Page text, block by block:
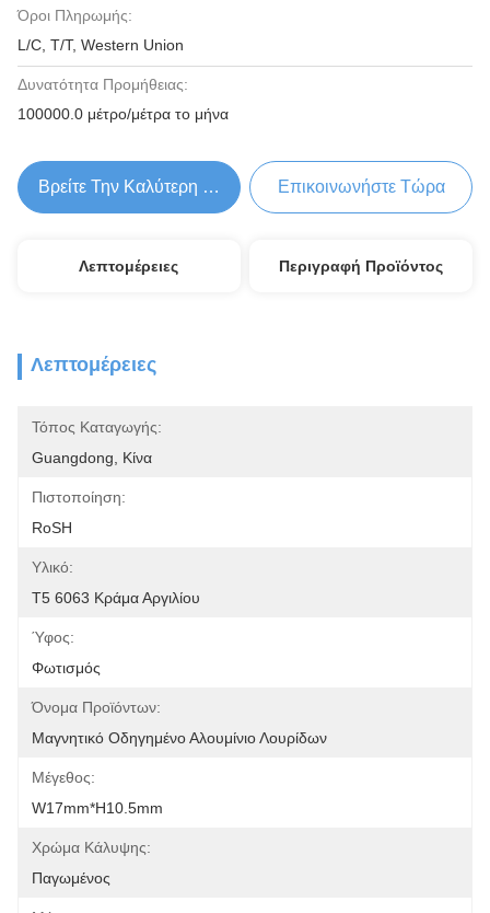
Όροι Πληρωμής:
L/C, T/T, Western Union
Δυνατότητα Προμήθειας:
100000.0 μέτρο/μέτρα το μήνα
Βρείτε Την Καλύτερη Τιμή Επικοινωνήστε Τώρα
Λεπτομέρειες Περιγραφή Προϊόντος
Λεπτομέρειες
Τόπος Καταγωγής:
Guangdong, Κίνα
Πιστοποίηση:
RoSH
Υλικό:
T5 6063 Κράμα Αργιλίου
Ύφος:
Φωτισμός
Όνομα Προϊόντων:
Μαγνητικό Οδηγημένο Αλουμίνιο Λουρίδων
Μέγεθος:
W17mm*H10.5mm
Χρώμα Κάλυψης:
Παγωμένος